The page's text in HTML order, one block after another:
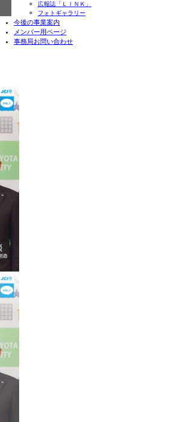
広報誌「ＬＩＮＫ」
フォトギャラリー
今後の事業案内
メンバー用ページ
事務局お問い合わせ